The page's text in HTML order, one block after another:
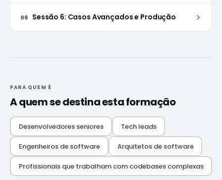
06 Sessão 6: Casos Avançados e Produção
PARA QUEM É
A quem se destina esta formação
Desenvolvedores seniores Tech leads
Engenheiros de software Arquitetos de software
Profissionais que trabalham com codebases complexas